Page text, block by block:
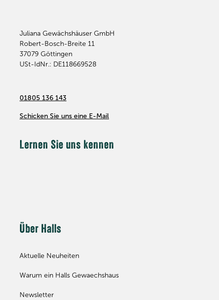
Juliana Gewächshäuser GmbH
Robert-Bosch-Breite 11
37079 Göttingen
USt-IdNr.: DE118669528
01805 136 143
Schicken Sie uns eine E-Mail
Lernen Sie uns kennen
Über Halls
Aktuelle Neuheiten
Warum ein Halls Gewaechshaus
Newsletter